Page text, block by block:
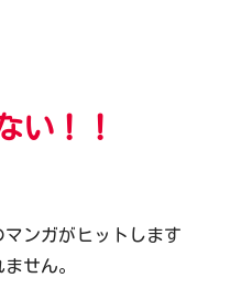
い！！
ンガがヒットします
せん。